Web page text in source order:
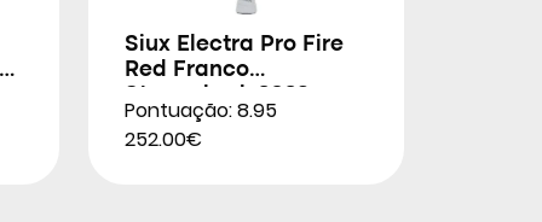
Siux Electra Pro Fire
Red Franco
Pontuação: 8.95
252.00€